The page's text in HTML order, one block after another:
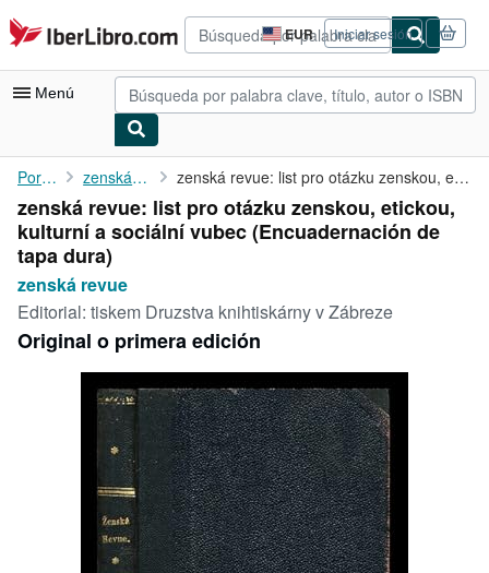
Pasar al contenido principal
IberLibro.com EUR
Preferencias
de
compra
del
Iniciar sesión
Menú
Mi cuenta
Consultar mis pedidos
Búsqueda avanzada
Colecciones
Vendedores
Comenzar a vender
CERRAR
Portada zenská revue zenská revue: list pro otázku zenskou, etickou, kulturní a ...
zenská revue: list pro otázku zenskou, etickou,
kulturní a sociální vubec (Encuadernación de
tapa dura)
zenská revue
Editorial: tiskem Druzstva knihtiskárny v Zábreze
Original o primera edición